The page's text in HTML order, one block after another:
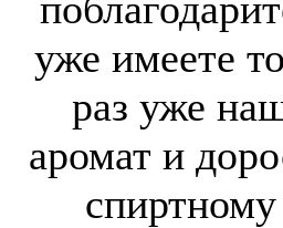
уже имеете
раз уже
аромат и